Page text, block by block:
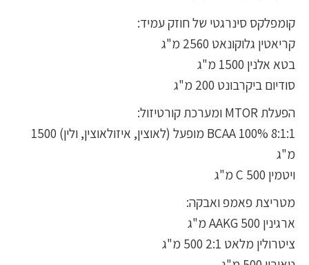
קומפלקס סינרגטי של חוזק עמיד:
קריאטין גלוקונאט 2560 מ"ג
בטא אלנין 1500 מ"ג
סודיום ביקרבונט 200 מ"ג
הפעלת MTOR ומערכת קורטיזול:
8:1:1 100% BCAA מופעל (לאוצין, איזולאוצין, ולין) 1500
מ"ג
ויטמין C 500 מ"ג
מטריצת פאמפ ואבקה:
ארגינין AAKG 500 מ"ג
ציטרולין מלאט 2:1 500 מ"ג